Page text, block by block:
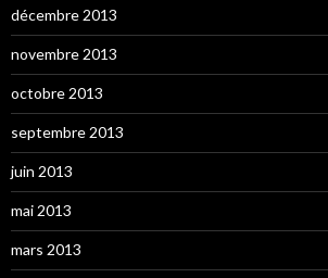
décembre 2013
novembre 2013
octobre 2013
septembre 2013
juin 2013
mai 2013
mars 2013